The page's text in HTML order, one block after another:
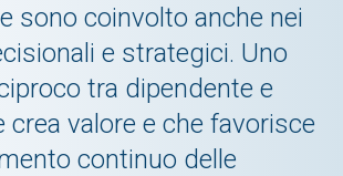
sono coinvolto anche nei
e strategici. Uno
tra dipendente e
crea valore e che favorisce
continuo delle